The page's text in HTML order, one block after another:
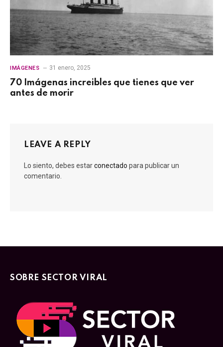
IMÁGENES 31 enero, 2025
70 Imágenas increibles que tienes que ver
antes de morir
LEAVE A REPLY
Lo siento, debes estarconectado para publicar un
comentario.
SOBRE SECTOR VIRAL